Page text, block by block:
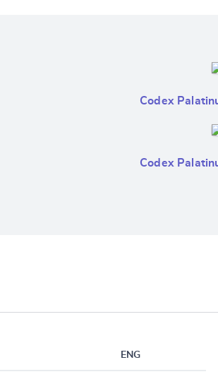
Codex
Codex
ENG